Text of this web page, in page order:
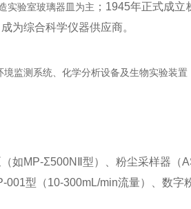
实验室玻璃器皿为主‌ ；1945年正式成
为综合科学仪器供应商‌。
监测系统、化学分析设备及生物实验装置
（如MP-Σ500NⅡ型）、粉尘采样器（
001型（10-300mL/min流量）、数字